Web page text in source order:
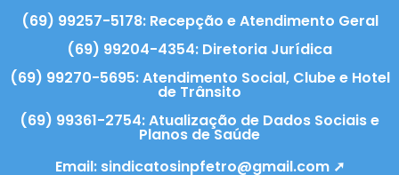
(69) 99257-5178: Recepção e Atendimento Geral
(69) 99204-4354: Diretoria Jurídica
(69) 99270-5695: Atendimento Social, Clube e Hotel
de Trânsito
(69) 99361-2754: Atualização de Dados Sociais e
Planos de Saúde
Email: sindicatosinpfetro@gmail.com ➚